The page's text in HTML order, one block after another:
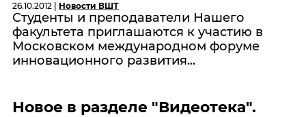
26.10.2012 | Новости ВШТ
Студенты и преподаватели Нашего
факультета приглашаются к участию в
Московском международном форуме
инновационного развития...
Новое в разделе "Видеотека".